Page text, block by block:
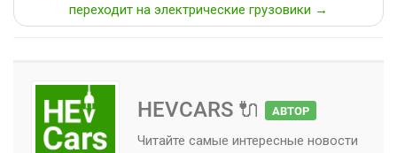
переходит на электрические грузовики →
HEVCARS 🔌 АВТОР
Читайте самые интересные новости